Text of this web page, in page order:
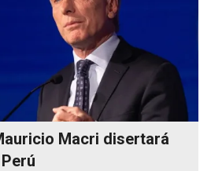
Macri disertará